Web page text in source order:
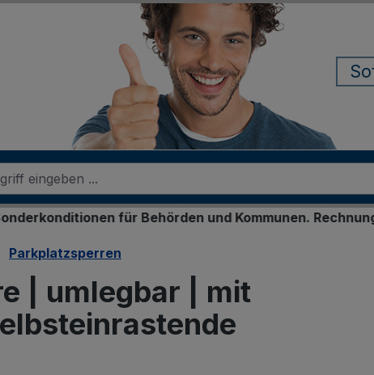
für Behörden und Kommunen. Rechnungskauf
Parkplatzsperren
| umlegbar | mit